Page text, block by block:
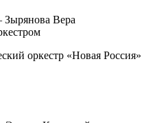
Зырянова Вера
оркестр «Новая Россия»